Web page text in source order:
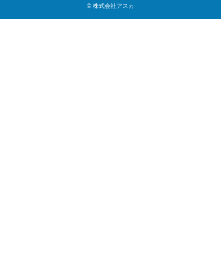
© 株式会社アスカ